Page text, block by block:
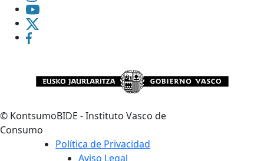
© KontsumoBIDE - Instituto Vasco de
Consumo
Política de Privacidad
Aviso Legal